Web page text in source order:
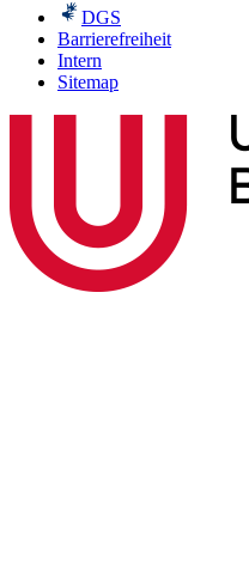
DGS
Barrierefreiheit
Intern
Sitemap